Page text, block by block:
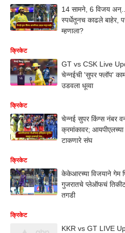
14 सामने, 6 विजय
स्पर्धेतूनच काढले बाहेर,
म्हणाला?
क्रिकेट
GT vs CSK Live
चेन्नईची 'सुपर फ्लॉप'
उडवला धूव्वा
क्रिकेट
चेन्नई सुपर किंग्स नंबर
क्रमांकावर;
टाकणारे संघ
क्रिकेट
केकेआरच्या विजयाने गेम
गुजरातचे प्लेऑफचं
तगडी
क्रिकेट
KKR vs GT LIVE